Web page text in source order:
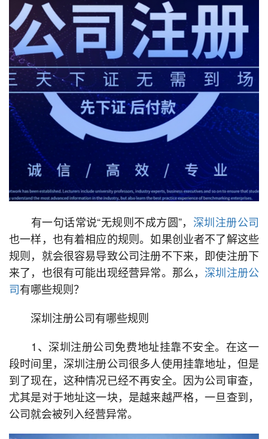
有一句话常说“无规则不成方圆”， 深圳注册公司
也一样，也有着相应的规则。如果创业者不了解这些
规则，就会很容易导致公司注册不下来，即使注册下
来了，也很有可能出现经营异常。那么， 深圳注册公
司有哪些规则？
深圳注册公司有哪些规则
1、深圳注册公司免费地址挂靠不安全。在这一
段时间里，深圳注册公司很多人使用挂靠地址，但是
到了现在，这种情况已经不再安全。因为公司审查，
尤其是对于地址这一块，是越来越严格，一旦查到，
公司就会被列入经营异常。